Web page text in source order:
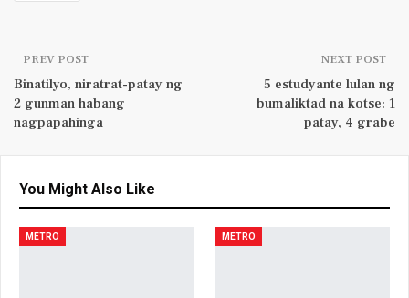
PREV POST
Binatilyo, niratrat-patay ng
2 gunman habang
nagpapahinga
NEXT POST
5 estudyante lulan ng
bumaliktad na kotse: 1
patay, 4 grabe
You Might Also Like
METRO METRO